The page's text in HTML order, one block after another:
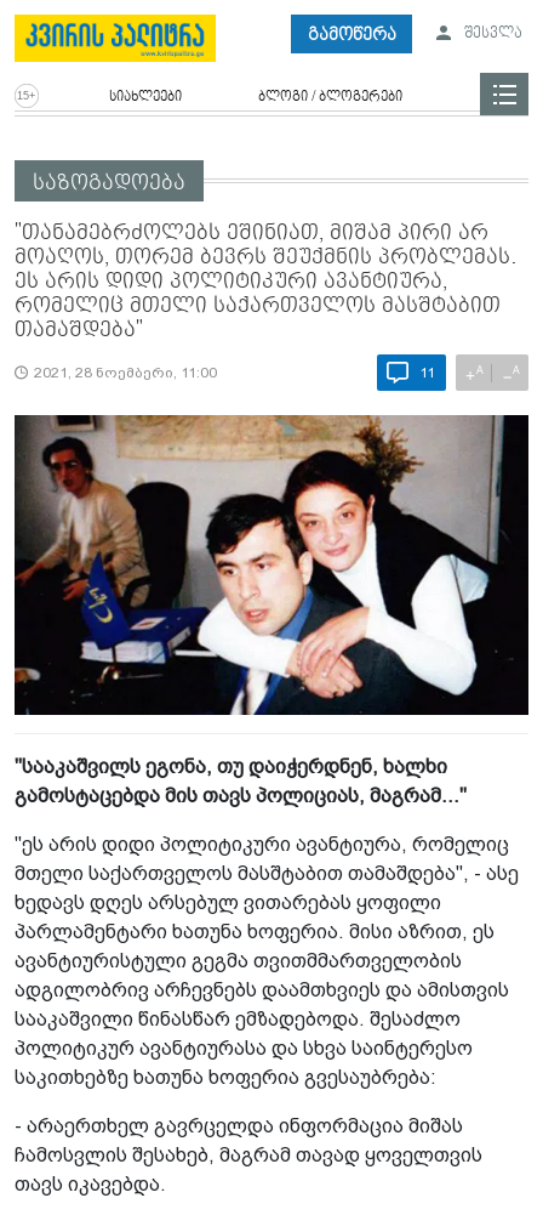
გამოწერა შესვლა
სიახლეები ბლოგი / ბლოგერები
საზოგადოება
"თანამებრძოლებს ეშინიათ, მიშამ პირი არ
მოაღოს, თორემ ბევრს შეუქმნის პრობლემას.
ეს არის დიდი პოლიტიკური ავანტიურა,
რომელიც მთელი საქართველოს მასშტაბით
თამაშდება"
2021, 28 ნოემბერი, 11:00 11 +A −A
"სააკაშვილს ეგონა, თუ დაიჭერდნენ, ხალხი
გამოსტაცებდა მის თავს პოლიციას, მაგრამ..."
"ეს არის დიდი პოლიტიკური ავანტიურა, რომელიც
მთელი საქართველოს მასშტაბით თამაშდება", - ასე
ხედავს დღეს არსებულ ვითარებას ყოფილი
პარლამენტარი ხათუნა ხოფერია. მისი აზრით, ეს
ავანტიურისტული გეგმა თვითმმართველობის
ადგილობრივ არჩევნებს დაამთხვიეს და ამისთვის
სააკაშვილი წინასწარ ემზადებოდა. შესაძლო
პოლიტიკურ ავანტიურასა და სხვა საინტერესო
საკითხებზე ხათუნა ხოფერია გვესაუბრება:
- არაერთხელ გავრცელდა ინფორმაცია მიშას
ჩამოსვლის შესახებ, მაგრამ თავად ყოველთვის
თავს იკავებდა.